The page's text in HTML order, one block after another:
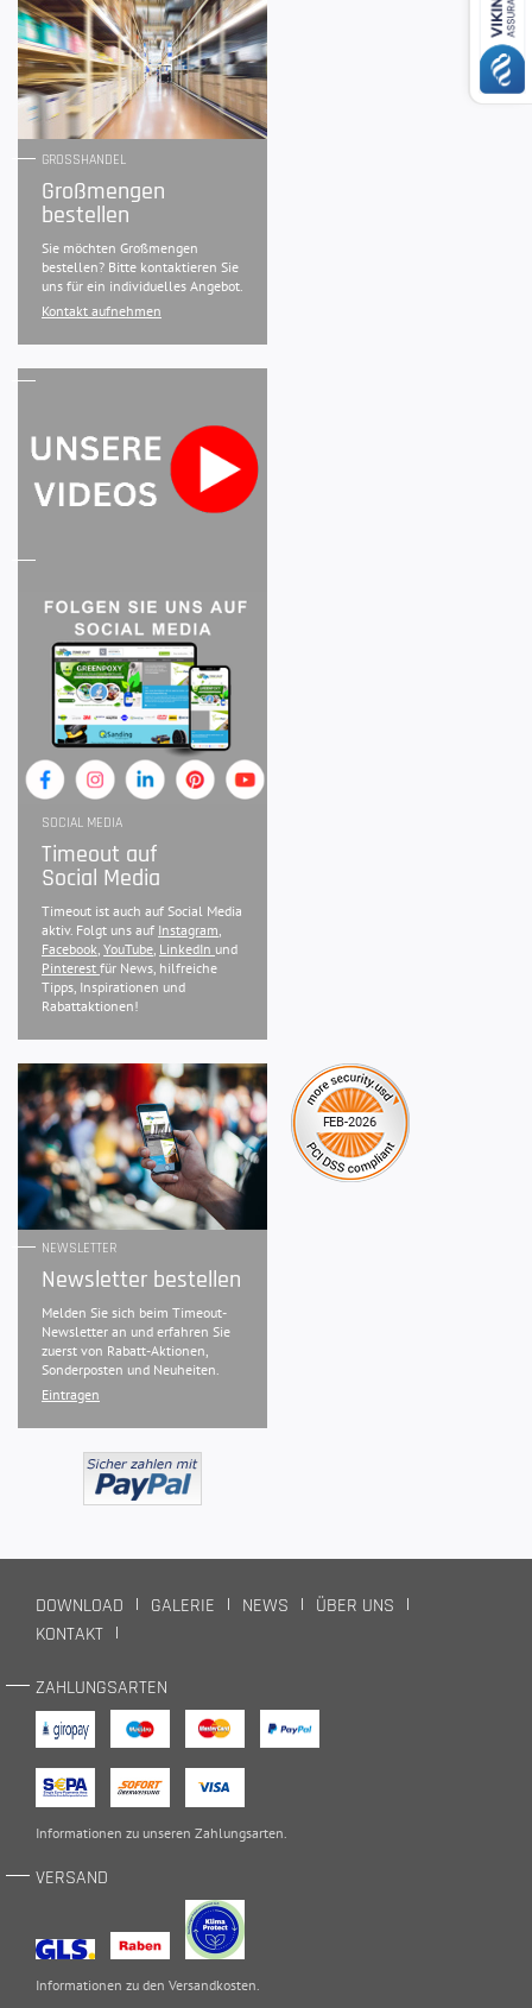
GROSSHANDEL
Großmengen
bestellen
Sie möchten Großmengen
bestellen? Bitte kontaktieren Sie
uns für ein individuelles Angebot.
Kontakt aufnehmen
SOCIAL MEDIA
Timeout auf
Social Media
Timeout ist auch auf Social Media
aktiv. Folgt uns auf Instagram
Facebook YouTube LinkedIn und
Pinterest für News, hilfreiche
Tipps, Inspirationen und
Rabattaktionen!
NEWSLETTER
Newsletter bestellen
Melden Sie sich beim Timeout-
Newsletter an und erfahren Sie
zuerst von Rabatt-Aktionen,
Sonderposten und Neuheiten.
Eintragen
DOWNLOAD GALERIE NEWS
ÜBER UNS
KONTAKT
ZAHLUNGSARTEN
Informationen zu unseren Zahlungsarten
VERSAND
Informationen zu den Versandkosten